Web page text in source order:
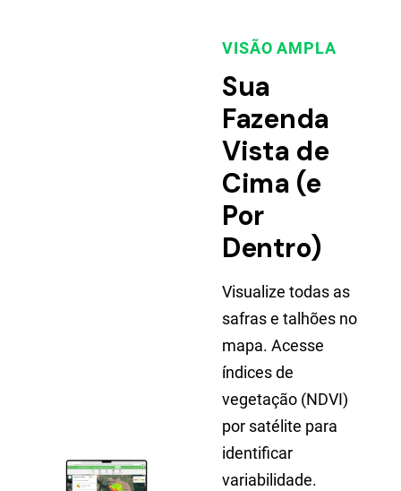
VISÃO AMPLA
Sua
Fazenda
Vista de
Cima (e
Por
Dentro)
Visualize todas as
safras e talhões no
mapa. Acesse
índices de
vegetação (NDVI)
por satélite para
identificar
variabilidade.